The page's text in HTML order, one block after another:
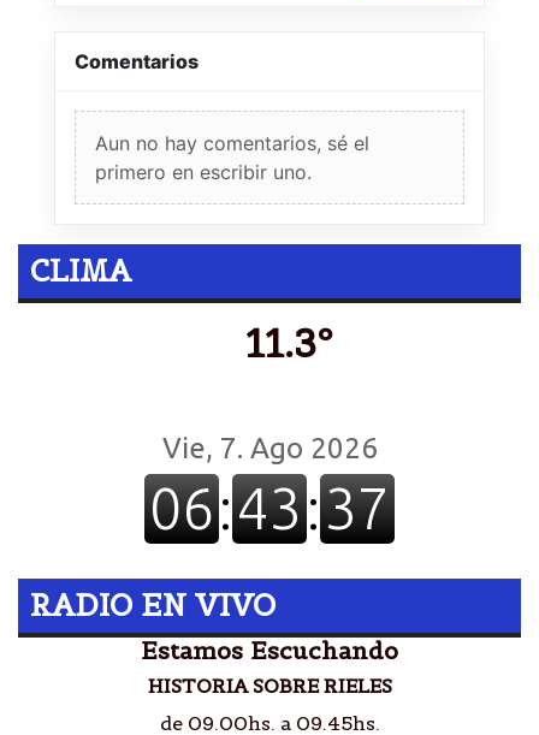
Comentarios
Aun no hay comentarios, sé el
primero en escribir uno.
CLIMA
11.3º
RADIO EN VIVO
Estamos Escuchando
HISTORIA SOBRE RIELES
de 09.00hs. a 09.45hs.